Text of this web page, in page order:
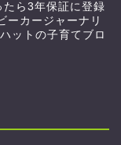
ら3年保証に登録
ーカージャーナリ
ットの子育てブロ